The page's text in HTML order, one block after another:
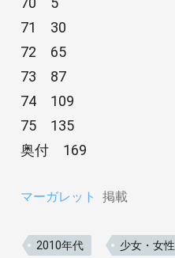
71 30
72 65
73 87
74 109
75 135
奥付 169
マーガレット 掲載
2010年代 少女・女性